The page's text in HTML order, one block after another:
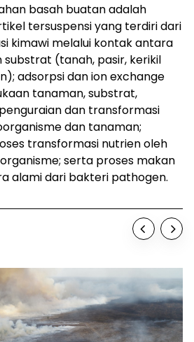
basah buatan adalah
tersuspensi yang terdiri dari
kimawi melalui kontak antara
substrat (tanah, pasir, kerikil
adsorpsi dan ionexchange
tanaman, substrat,
dan transformasi
dan tanaman;
transformasi nutrien oleh
serta proses makan
alami dari bakteri pathogen.